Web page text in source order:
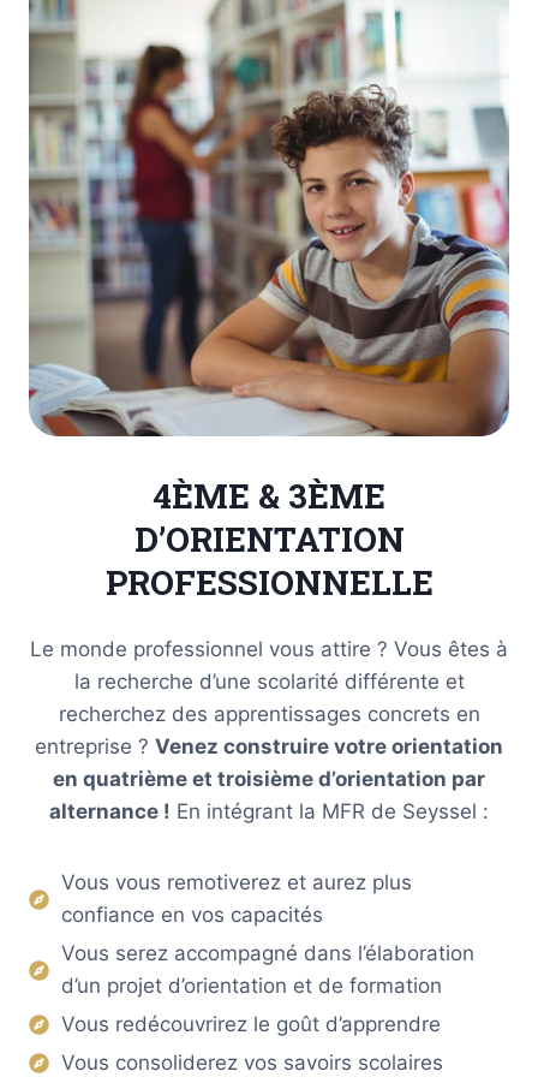
4ÈME & 3ÈME
D’ORIENTATION
PROFESSIONNELLE
Le monde professionnel vous attire ? Vous êtes à
la recherche d’une scolarité différente et
recherchez des apprentissages concrets en
entreprise ? Venez construire votre orientation
en quatrième et troisième d’orientation par
alternance ! En intégrant la MFR de Seyssel :
Vous vous remotiverez et aurez plus
confiance en vos capacités
Vous serez accompagné dans l’élaboration
d’un projet d’orientation et de formation
Vous redécouvrirez le goût d’apprendre
Vous consoliderez vos savoirs scolaires